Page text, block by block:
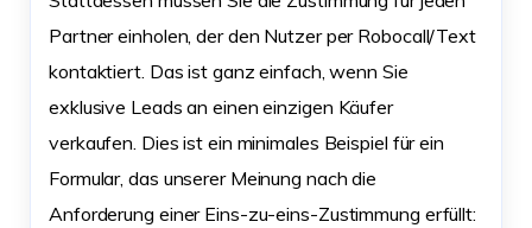
Partner einholen, der den Nutzer per Robocall/Text
kontaktiert. Das ist ganz einfach, wenn Sie
exklusive Leads an einen einzigen Käufer
verkaufen. Dies ist ein minimales Beispiel für ein
Formular, das unserer Meinung nach die
Anforderung einer Eins-zu-eins-Zustimmung erfüllt: